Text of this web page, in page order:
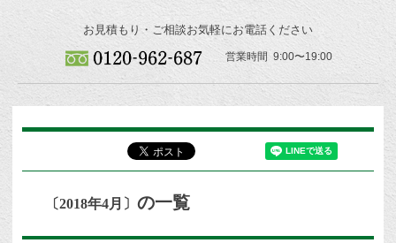
お見積もり・ご相談お気軽にお電話ください
営業時間 9:00〜19:00
〔2018年4月〕の一覧